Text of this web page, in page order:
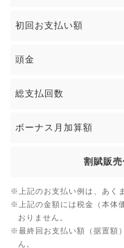
初回お支払い額
頭金
総支払回数
ボーナス月加算額
割賦販売
上記のお支払い例は、あく
上記の金額には税金（本
おりません。
最終回お支払い額（据置額
ん。